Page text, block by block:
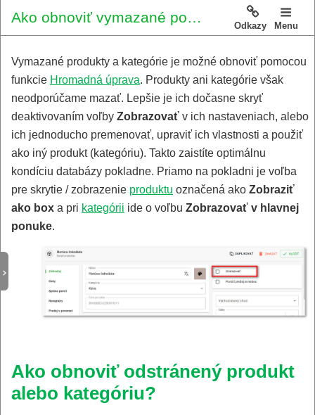
Ako obnoviť vymazané položky?
Odkazy Menu
Vymazané produkty a kategórie je možné obnoviť pomocou
funkcie Hromadná úprava. Produkty ani kategórie však
neodporúčame mazať. Lepšie je ich dočasne skryť
deaktivovaním voľbyZobrazovať v ich nastaveniach, alebo
ich jednoducho premenovať, upraviť ich vlastnosti a použiť
ako iný produkt (kategóriu). Takto zaistíte optimálnu
kondíciu databázy pokladne. Priamo na pokladni je voľba
pre skrytie / zobrazenie produktu označená akoZobraziť
ako box a pri kategórii ide o voľbuZobrazovať v hlavnej
ponuke.
Ako obnoviť odstránený produkt
alebo kategóriu?